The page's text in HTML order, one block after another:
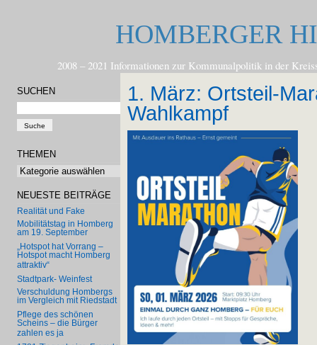
HOMBERGER
2008 – 2021 Informationen zur Kommunalpolitik in der
SUCHEN
THEMEN
Themen
NEUESTE BEITRÄGE
Realität und Fake
Mobilitätstag in Homberg
am 19. September
„Hotspot hat Vorrang –
Hotspot macht Homberg
attraktiv“
Stadtpark- Weinfest
Verschuldung Hombergs
im Vergleich mit Riedstadt
Pflege des schönen
Scheins – die Bürger
zahlen es ja
1. März: Ortsteil-
Wahlkampf